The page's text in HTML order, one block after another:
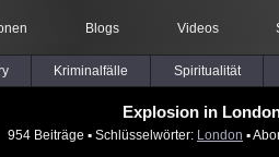
Blogs Videos
Kriminalfälle Spiritualität
Explosion in
954 Beiträge ▪ Schlüsselwörter: London ▪